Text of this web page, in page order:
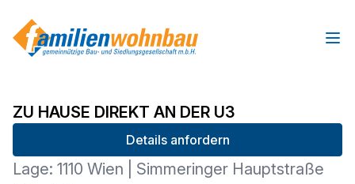
ZU HAUSE DIREKT AN DER U3
Details anfordern
Lage: 1110 Wien | Simmeringer Hauptstraße